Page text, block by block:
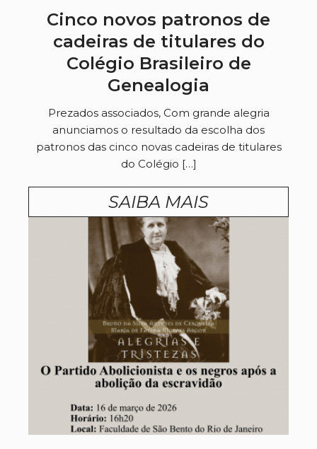
Cinco novos patronos de
cadeiras de titulares do
Colégio Brasileiro de
Genealogia
Prezados associados, Com grande alegria
anunciamos o resultado da escolha dos
patronos das cinco novas cadeiras de titulares
do Colégio […]
SAIBA MAIS